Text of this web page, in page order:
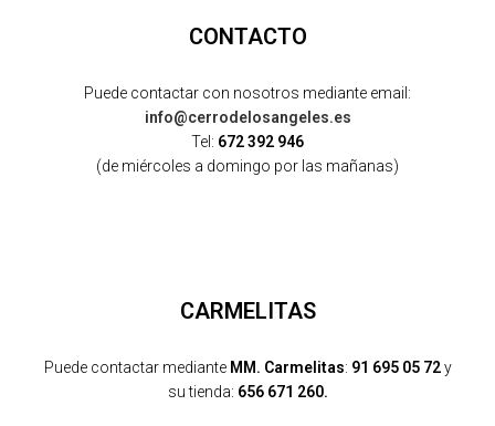
CONTACTO
Puede contactar con nosotros mediante email:
info@cerrodelosangeles.es
Tel: 672 392 946
(de miércoles a domingo por las mañanas)
CARMELITAS
Puede contactar medianteMM. Carmelitas: 91 695 05 72y
su tienda: 656 671 260.